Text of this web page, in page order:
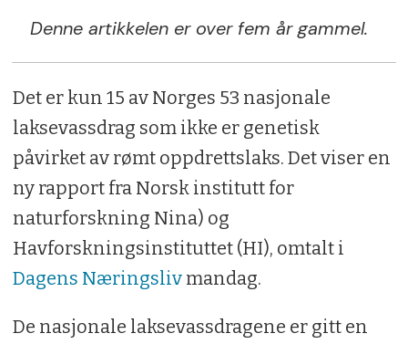
Denne artikkelen er over fem år gammel.
Det er kun 15 av Norges 53 nasjonale
laksevassdrag som ikke er genetisk
påvirket av rømt oppdrettslaks. Det viser en
ny rapport fra Norsk institutt for
naturforskning Nina) og
Havforskningsinstituttet (HI), omtalt i
Dagens Næringslivmandag.
De nasjonale laksevassdragene er gitt en